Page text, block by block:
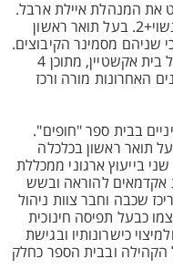
את המנהלת איילת ארבל.
הכט, יליד חדרה ומתגורר בפרדס חנה. נשוי+2. בעל תואר ראשון
שניהם מסמינר הקיבוצים.
עבד 8 שנים בבית ספר לחינוך מיוחד של בית אקשטיין, מתוכן 4
השכבה הצעירה. ב-3 השנים האחרונות מורה ורכז
בבית ספר "חופים".
בקדימה-צורן, נשוי+3. בעל תואר ראשון בכלכלה
שני בייעוץ ארגוני ממכללת
אקדמאים להוראה ובשש
שכבה וחבר צוות ניהול
כבעל תפיסה חינוכית
כישרונותיו ובגישת
הקהילה ובבית הספר כחלק